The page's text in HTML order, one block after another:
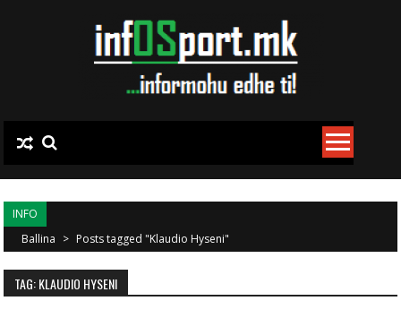
INFO
Ballina > Posts tagged "Klaudio Hyseni"
TAG: KLAUDIO HYSENI